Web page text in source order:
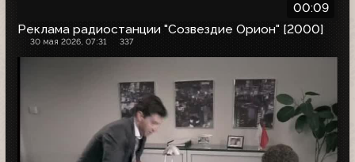
00:09
Реклама радиостанции "Созвездие Орион" [2000]
30 мая 2026, 07:31 337